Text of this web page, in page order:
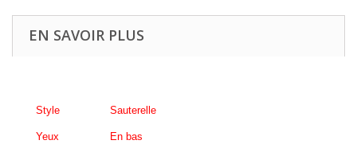
EN SAVOIR PLUS
Style Sauterelle
Yeux En bas